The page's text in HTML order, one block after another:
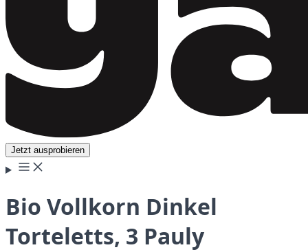
Jetzt ausprobieren
Bio Vollkorn Dinkel
Torteletts, 3 Pauly